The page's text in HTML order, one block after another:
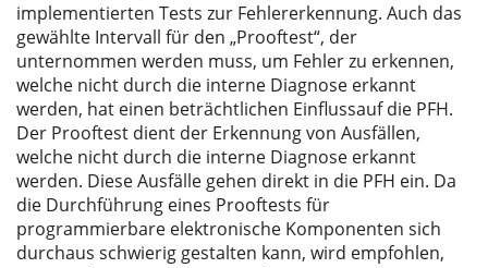
implementierten Tests zur Fehlererkennung. Auch das
gewählte Intervall für den „Prooftest“, der
unternommen werden muss, um Fehler zu erkennen,
welche nicht durch die interne Diagnose erkannt
werden, hat einen beträchtlichen Einflussauf die PFH.
Der Prooftest dient der Erkennung von Ausfällen,
welche nicht durch die interne Diagnose erkannt
werden. Diese Ausfälle gehen direkt in die PFH ein. Da
die Durchführung eines Prooftests für
programmierbare elektronische Komponenten sich
durchaus schwierig gestalten kann, wird empfohlen,